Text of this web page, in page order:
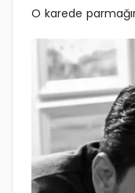
O karede